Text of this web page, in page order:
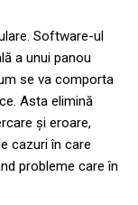
Software-ul
a unui panou
se va comporta
Asta elimină
și eroare,
cazuri în care
probleme care în